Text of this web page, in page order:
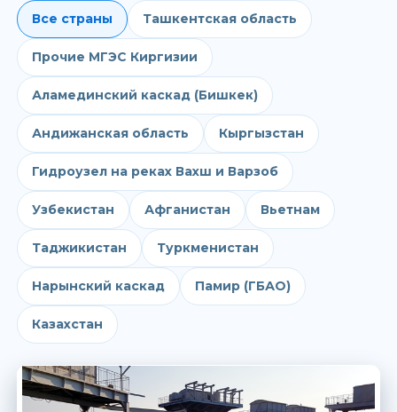
Все страны Ташкентская область
Прочие МГЭС Киргизии
Аламединский каскад (Бишкек)
Андижанская область Кыргызстан
Гидроузел на реках Вахш и Варзоб
Узбекистан Афганистан Вьетнам
Таджикистан Туркменистан
Нарынский каскад Памир (ГБАО)
Казахстан